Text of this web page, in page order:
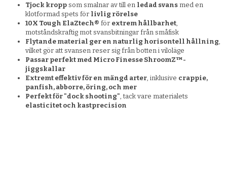
Tjock kropp som smalnar av till en ledad svans med en
klotformad spets för livlig rörelse
10X Tough ElaZtech® för extrem hållbarhet
motståndskraftig mot svansbitningar från småfisk
Flytande material ger en naturlig horisontell hållning
vilket gör att svansen reser sig från botten i viloläge
Passar perfekt med Micro Finesse ShroomZ™-
jiggskallar
Extremt effektiv för en mängd arter , inklusive crappie,
panfish, abborre, öring, och mer
Perfekt för "dock shooting" , tack vare materialets
elasticitet och kastprecision